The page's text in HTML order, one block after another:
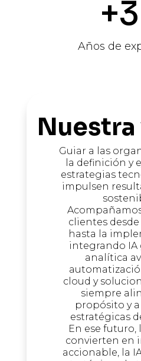
Años de
Guiar a las
la definición y
estrategias
impulsen
clientes
hasta la
integrando IA
analítica
cloud y
siempre
propósito y
estratégicas
En ese futuro,
convierten en
accionable, la